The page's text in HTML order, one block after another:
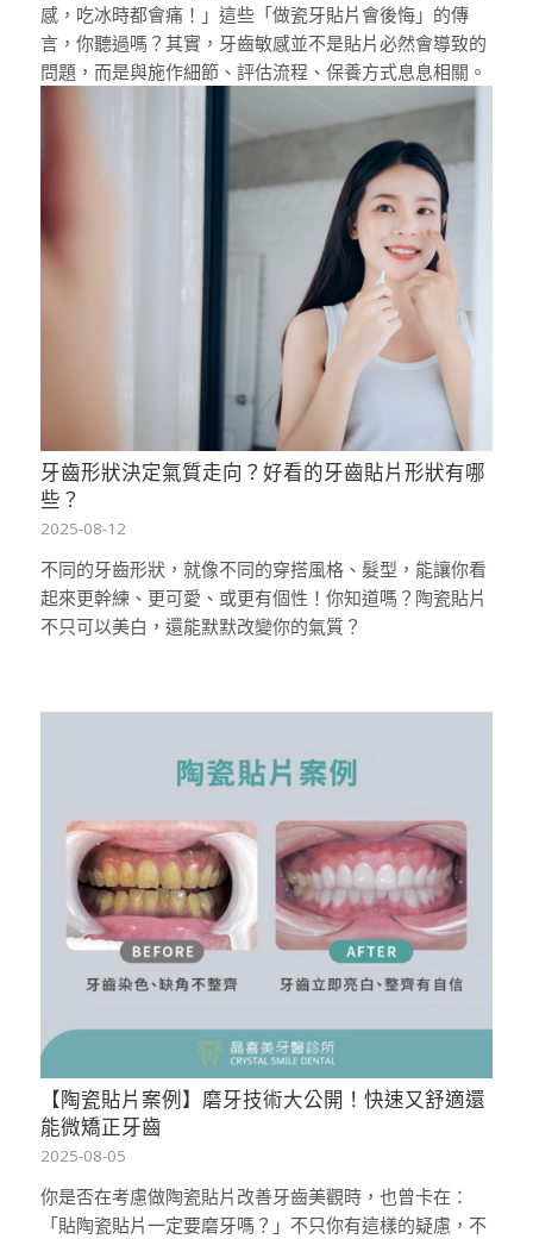
感，吃冰時都會痛！」這些「做瓷牙貼片會後悔」的傳
言，你聽過嗎？其實，牙齒敏感並不是貼片必然會導致的
問題，而是與施作細節、評估流程、保養方式息息相關。
牙齒形狀決定氣質走向？好看的牙齒貼片形狀有哪
些？
2025-08-12
不同的牙齒形狀，就像不同的穿搭風格、髮型，能讓你看
起來更幹練、更可愛、或更有個性！你知道嗎？陶瓷貼片
不只可以美白，還能默默改變你的氣質？
【陶瓷貼片案例】磨牙技術大公開！快速又舒適還
能微矯正牙齒
2025-08-05
你是否在考慮做陶瓷貼片改善牙齒美觀時，也曾卡在：
「貼陶瓷貼片一定要磨牙嗎？」不只你有這樣的疑慮，不